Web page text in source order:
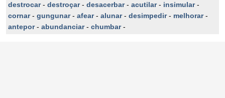
destrocar- destroçar- desacerbar- acutilar- insimular-
cornar- gungunar- afear- alunar- desimpedir- melhorar-
antepor- abundanciar- chumbar-